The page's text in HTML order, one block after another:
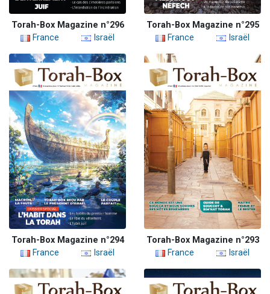
Torah-Box Magazine n°296
France
Israël
Torah-Box Magazine n°295
France
Israël
Torah-Box Magazine n°294
France
Israël
Torah-Box Magazine n°293
France
Israël